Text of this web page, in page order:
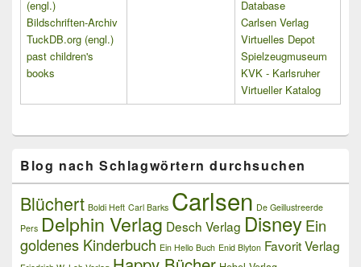
(engl.)
Bildschriften-Archiv
TuckDB.org (engl.)
past children's
books
Database
Carlsen Verlag
Virtuelles Depot
Spielzeugmuseum
KVK - Karlsruher
Virtueller Katalog
Blog nach Schlagwörtern durchsuchen
Blüchert Boldi Heft Carl Barks Carlsen De Geillustreerde
Pers Delphin Verlag Desch Verlag DisneyEin
goldenes Kinderbuch Ein Hello Buch Enid Blyton Favorit Verlag